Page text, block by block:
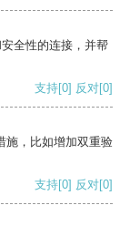
全性的连接，并帮
支持[0] 反对[0]
施，比如增加双重验
支持[0] 反对[0]